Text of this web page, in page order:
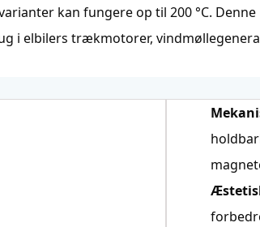
kan fungere op til 200 °C. Denne
i elbilers trækmotorer,